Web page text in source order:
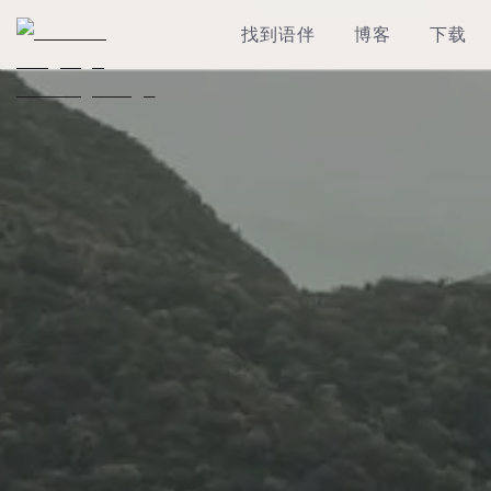
找到语伴 博客 下载